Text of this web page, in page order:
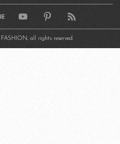
all rights reserved.